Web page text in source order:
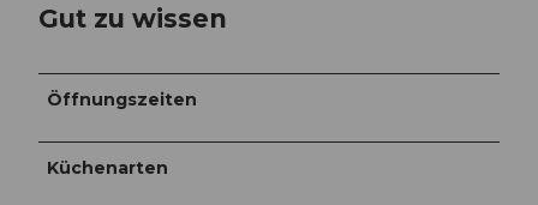
Gut zu wissen
Öffnungszeiten
Küchenarten